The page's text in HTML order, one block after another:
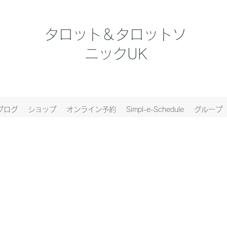
タロット＆タロットソ
ニックUK
ログ ショップ オンライン予約 Simpl-e-Schedule グループ